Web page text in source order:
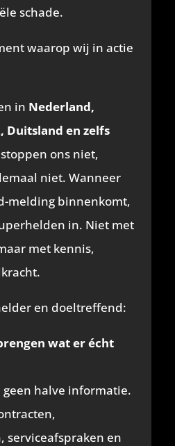
schade.
waarop wij in actie
in Nederland,
Duitsland en zelfs
ons niet,
niet. Wanneer
melding binnenkomt,
in. Niet met
met kennis,
en doeltreffend:
wat er écht
geen halve informatie.
serviceafspraken en